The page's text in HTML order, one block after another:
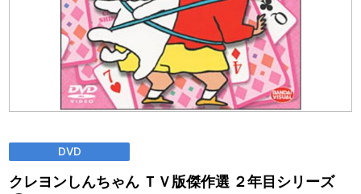
DVD
クレヨンしんちゃん ＴＶ版傑作選 ２年目シリーズ